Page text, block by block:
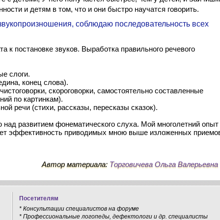
и детям в том, что и они быстро научатся говорить.
соблюдаю последовательность всех
к постановке звуков. Выработка правильного речевого
слоги.
конец слова).
скороговорки, самостоятельно составленные
по картинкам).
речи (стихи, рассказы, пересказы сказок).
развитием фонематического слуха. Мой многолетний опыт
эффективность приводимых мною выше изложенных
Автор материала: Торговичева Ольга Валерьевна
Посетителям
* Консультации специалистов на форуме
* Профессиональные логопеды, дефектологи и др. специалисты